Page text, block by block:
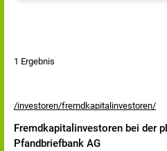
1 Ergebnis
/investoren/fremdkapitalinvestoren/
Fremdkapitalinvestoren bei der
Pfandbriefbank AG